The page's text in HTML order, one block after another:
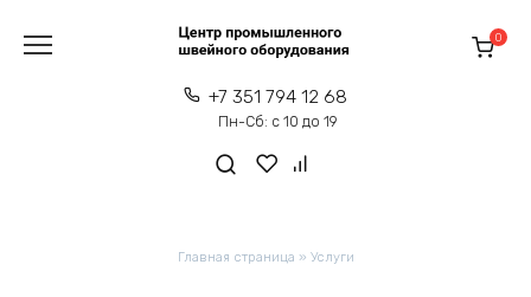
содержанию
+7 351 794 12 68
Пн-Сб: с 10 до 19
0
Главная страница » Услуги